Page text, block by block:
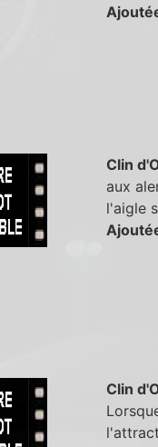
Clin
aux
l'aigle
Clin